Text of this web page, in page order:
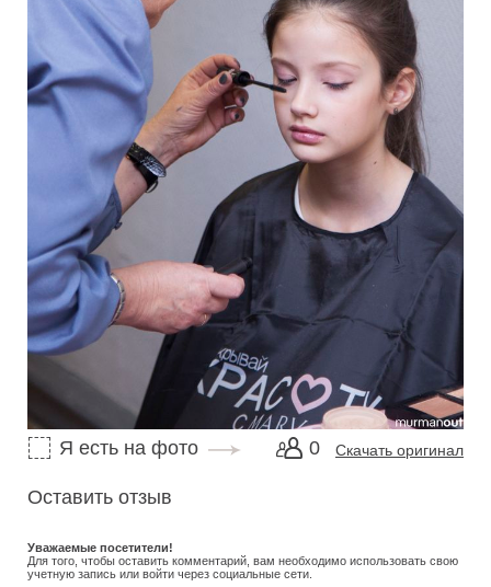
Скачать оригинал
0
Я есть на фото
Оставить отзыв
Уважаемые посетители!
Для того, чтобы оставить комментарий, вам необходимо использовать свою
учетную запись или войти через социальные сети.